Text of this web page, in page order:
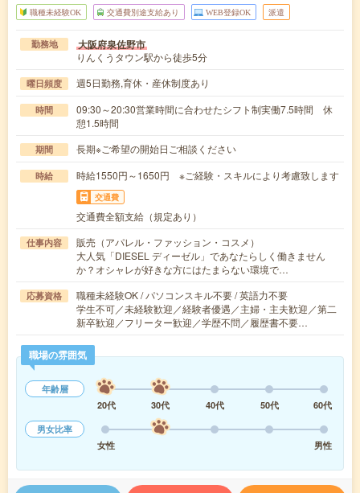
職種未経験OK 交通費別途支給あり WEB登録OK 派遣
勤務地 大阪府泉佐野市
りんくうタウン駅から徒歩5分
曜日頻度 週5日勤務,育休・産休制度あり
時間
09:30～20:30営業時間に合わせたシフト制実働7.5時間 休
憩1.5時間
期間 長期※ご希望の開始日ご相談ください
時給 時給1550円～1650円 ※ご経験・スキルにより考慮致します
交通費
交通費全額支給（規定あり）
仕事内容
販売（アパレル・ファッション・コスメ）
大人気「DIESEL ディーゼル」であなたらしく働きません
か？オシャレが好きな方にはたまらない環境で…
応募資格
職種未経験OK / パソコンスキル不要 / 英語力不要
学生不可／未経験歓迎／経験者優遇／主婦・主夫歓迎／第二
新卒歓迎／フリーター歓迎／学歴不問／履歴書不要…
職場の雰囲気
年齢層
20代
30代 40代 50代
60代
男女比率
女性
男性